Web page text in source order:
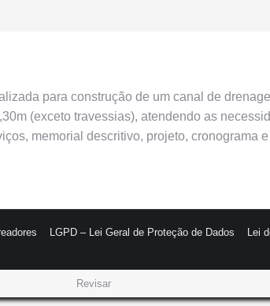
para construção de um canal de
(exceto travessias), atendendo as
memorial descritivo, projeto, cronograma
LGPD – Lei Geral de Proteção de Dados Lei
Revisar